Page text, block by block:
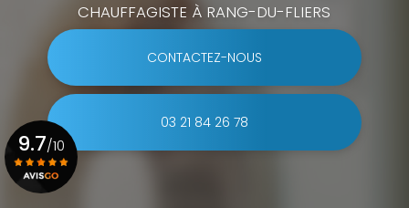
CHAUFFAGISTE À RANG-DU-FLIERS
CONTACTEZ-NOUS
03 21 84 26 78
9.7/10